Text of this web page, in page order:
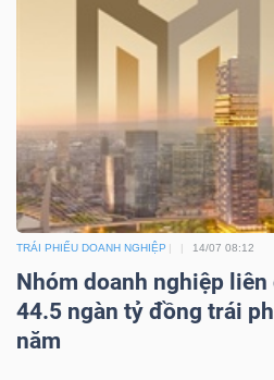
TRÁI PHIẾU DOANH NGHIỆP 14/07 08:12
Nhóm doanh nghiệp
44.5 ngàn tỷ đồng trái
năm